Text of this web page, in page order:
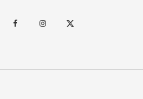
FacebookInstagramTwitter